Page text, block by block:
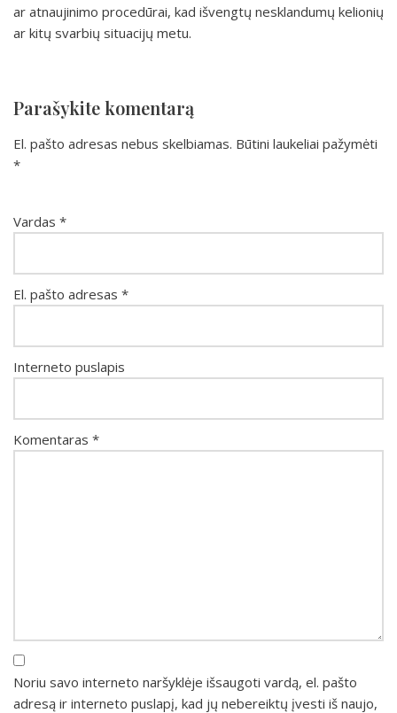
ar atnaujinimo procedūrai, kad išvengtų nesklandumų kelionių
ar kitų svarbių situacijų metu.
Parašykite komentarą
El. pašto adresas nebus skelbiamas. Būtini laukeliai pažymėti
*
Vardas *
El. pašto adresas *
Interneto puslapis
Komentaras *
Noriu savo interneto naršyklėje išsaugoti vardą, el. pašto
adresą ir interneto puslapį, kad jų nebereiktų įvesti iš naujo,